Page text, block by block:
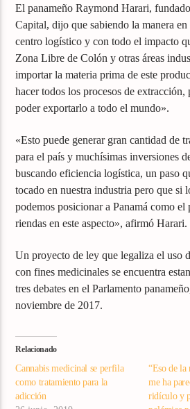
El panameño Raymond Harari,
Capital, dijo que sabiendo la manera
centro logístico y con todo el impacto
Zona Libre de Colón y otras áreas
importar la materia prima de este
hacer todos los procesos de
poder exportarlo a todo el mundo».
«Esto puede generar gran cantidad de
para el país y muchísimas inversiones
buscando eficiencia logística, un paso
tocado en nuestra industria pero que si
podemos posicionar a Panamá como el
riendas en este aspecto», afirmó Harari.
Un proyecto de ley que legaliza el uso
con fines medicinales se encuentra
tres debates en el Parlamento
noviembre de 2017.
Relacionado
Cannabis medicinal se perfila
como tratamiento para la
adicción
“Eso de la
me ha
ridículo y